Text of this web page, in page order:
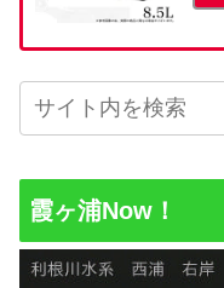
霞ヶ浦Now！